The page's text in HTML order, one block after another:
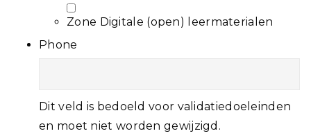
Zone Digitale (open) leermaterialen
Phone
Dit veld is bedoeld voor validatiedoeleinden
en moet niet worden gewijzigd.